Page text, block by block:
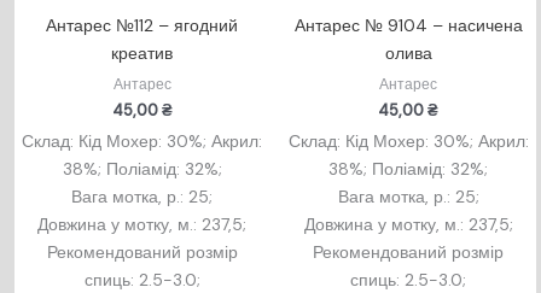
Антарес №112 – ягодний
креатив
Антарес
45,00₴
Склад: Кід Мохер: 30%; Акрил:
38%; Поліамід: 32%;
Вага мотка, р.: 25;
Довжина у мотку, м.: 237,5;
Рекомендований розмір
спиць: 2.5-3.0;
Антарес № 9104 – насичена
олива
Антарес
45,00₴
Склад: Кід Мохер: 30%; Акрил:
38%; Поліамід: 32%;
Вага мотка, р.: 25;
Довжина у мотку, м.: 237,5;
Рекомендований розмір
спиць: 2.5-3.0;